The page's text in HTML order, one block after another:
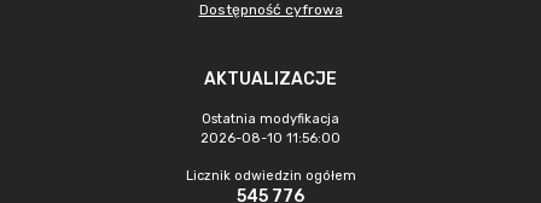
Dostępność cyfrowa
AKTUALIZACJE
Ostatnia modyfikacja
2026-08-10 11:56:00
Licznik odwiedzin ogółem
545 776